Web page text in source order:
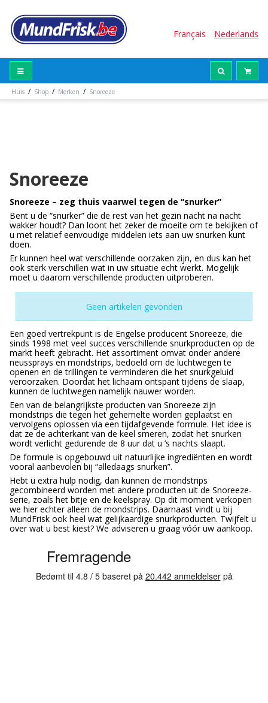
Français Nederlands
Huis / Shop / Merken / Snoreeze
Snoreeze
Snoreeze – zeg thuis vaarwel tegen de “snurker”
Bent u de “snurker” die de rest van het gezin nacht na nacht
wakker houdt? Dan loont het zeker de moeite om te bekijken of
u met relatief eenvoudige middelen iets aan uw snurken kunt
doen.
Er kunnen heel wat verschillende oorzaken zijn, en dus kan het
ook sterk verschillen wat in uw situatie echt werkt. Mogelijk
moet u daarom verschillende producten uitproberen.
Geen artikelen gevonden
Een goed vertrekpunt is de Engelse producent Snoreeze, die
sinds 1998 met veel succes verschillende snurkproducten op de
markt heeft gebracht. Het assortiment omvat onder andere
neussprays en mondstrips, bedoeld om de luchtwegen te
openen en de trillingen te verminderen die het snurkgeluid
veroorzaken. Doordat het lichaam ontspant tijdens de slaap,
kunnen de luchtwegen namelijk nauwer worden.
Een van de belangrijkste producten van Snoreeze zijn
mondstrips die tegen het gehemelte worden geplaatst en
vervolgens oplossen via een tijdafgevende formule. Het idee is
dat ze de achterkant van de keel smeren, zodat het snurken
wordt verlicht gedurende de 8 uur dat u ’s nachts slaapt.
De formule is opgebouwd uit natuurlijke ingrediënten en wordt
vooral aanbevolen bij “alledaags snurken”.
Hebt u extra hulp nodig, dan kunnen de mondstrips
gecombineerd worden met andere producten uit de Snoreeze-
serie, zoals het bitje en de keelspray. Op dit moment verkopen
we hier echter alleen de mondstrips. Daarnaast vindt u bij
MundFrisk ook heel wat gelijkaardige snurkproducten. Twijfelt u
over wat u best kiest? We adviseren u graag vóór uw aankoop.